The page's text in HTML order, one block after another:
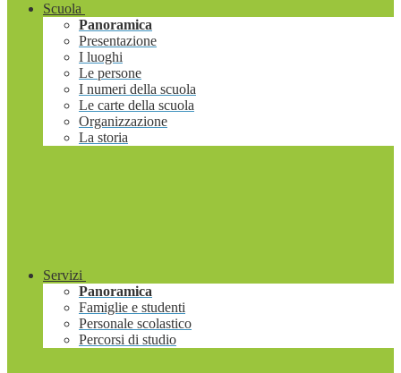
Scuola
Panoramica
Presentazione
I luoghi
Le persone
I numeri della scuola
Le carte della scuola
Organizzazione
La storia
Servizi
Panoramica
Famiglie e studenti
Personale scolastico
Percorsi di studio